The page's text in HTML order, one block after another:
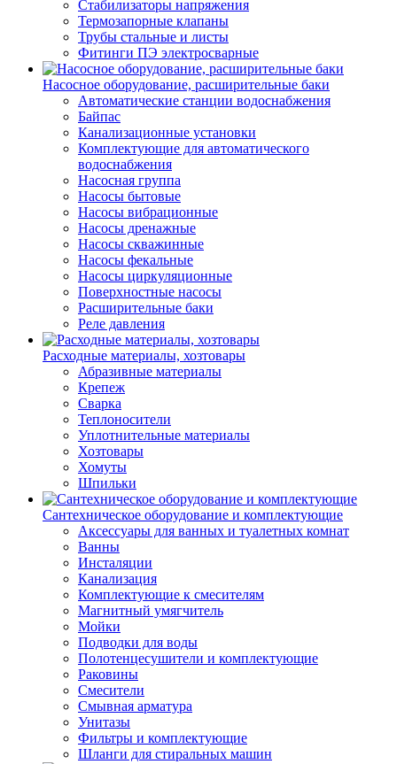
Стабилизаторы напряжения
Термозапорные клапаны
Трубы стальные и листы
Фитинги ПЭ электросварные
Насосное оборудование, расширительные баки
Автоматические станции водоснабжения
Байпас
Канализационные установки
Комплектующие для автоматического
водоснабжения
Насосная группа
Насосы бытовые
Насосы вибрационные
Насосы дренажные
Насосы скважинные
Насосы фекальные
Насосы циркуляционные
Поверхностные насосы
Расширительные баки
Реле давления
Расходные материалы, хозтовары
Абразивные материалы
Крепеж
Сварка
Теплоносители
Уплотнительные материалы
Хозтовары
Хомуты
Шпильки
Сантехническое оборудование и комплектующие
Аксессуары для ванных и туалетных комнат
Ванны
Инсталяции
Канализация
Комплектующие к смесителям
Магнитный умягчитель
Мойки
Подводки для воды
Полотенцесушители и комплектующие
Раковины
Смесители
Смывная арматура
Унитазы
Фильтры и комплектующие
Шланги для стиральных машин